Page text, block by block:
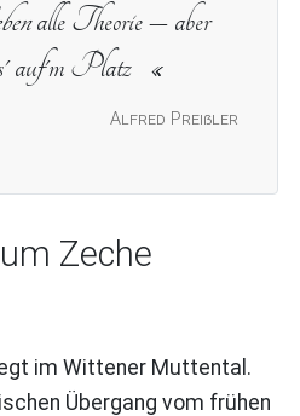
Alfred Preißler
alle Theorie – aber
auf'm Platz
Zeche
im Wittener Muttental.
Übergang vom frühen